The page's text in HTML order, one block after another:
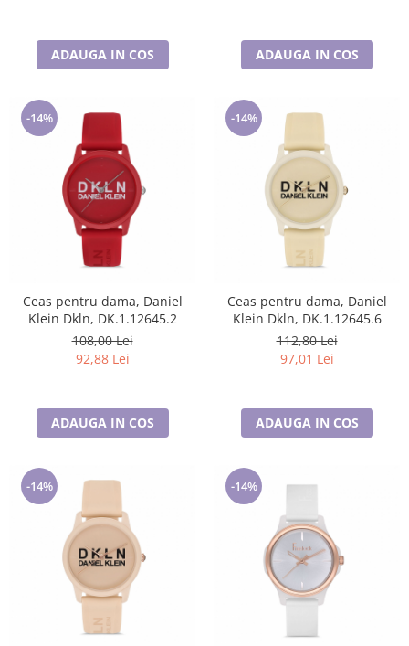
ADAUGA IN COS ADAUGA IN COS
-14%
Ceas pentru dama, Daniel
Klein Dkln, DK.1.12645.2
108,00 Lei
92,88 Lei
ADAUGA IN COS
-14%
Ceas pentru dama, Daniel
Klein Dkln, DK.1.12645.6
112,80 Lei
97,01 Lei
ADAUGA IN COS
-14% -14%